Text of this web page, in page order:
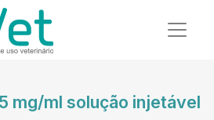
mg/ml solução injetável